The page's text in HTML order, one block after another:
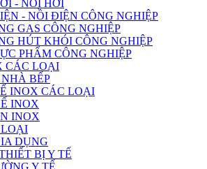
- NỒI HƠI
- NỒI ĐIỆN CÔNG NGHIỆP
GAS CÔNG NGHIỆP
HÚT KHÓI CÔNG NGHIỆP
PHẨM CÔNG NGHIỆP
CÁC LOẠI
BẾP
INOX CÁC LOẠI
INOX
INOX
DỤNG
BỊ Y TẾ
Y TẾ